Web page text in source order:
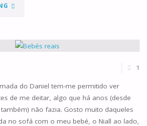
"OS
1
do Daniel tem-me permitido ver
de me deitar, algo que há anos (desde
não fazia. Gosto muito daqueles
no sofá com o meu bebé, o Niall ao lado,